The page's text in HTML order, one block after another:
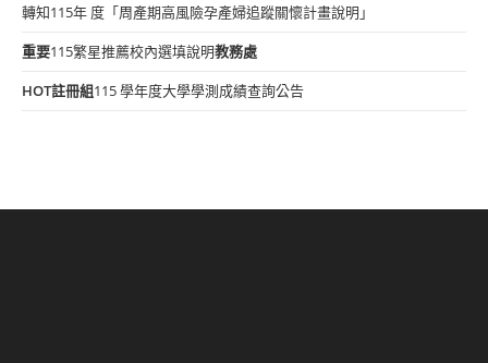
轉知115年 度「周產期高風險孕產婦追蹤關懷計畫說明」
重要115繁星推薦校內選填說明教務處
HOT註冊組115 學年度大學學測成績查詢公告